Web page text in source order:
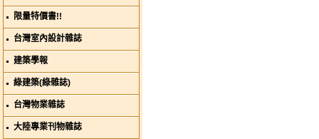
限量特價書!!
台灣室內設計雜誌
建築學報
綠建築(綠雜誌)
台灣物業雜誌
大陸專業刊物雜誌